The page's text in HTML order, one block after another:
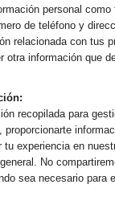
personal
de teléfono y
relacionada con tus
otra información que
recopilada para
proporcionarte
experiencia en
No
sea necesario para